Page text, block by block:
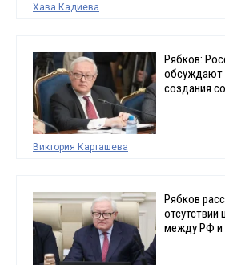
Хава Кадиева
Рябков:
обсуждают
создания
Виктория Карташева
Рябков
отсутствии
между РФ и